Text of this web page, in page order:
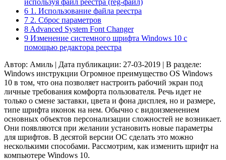
6 1. Использование файла реестра
7 2. Сброс параметров
8 Advanced System Font Changer
9 Изменение системного шрифта Windows 10 с
помощью редактора реестра
Автор: Амиль | Дата публикации: 27-03-2019 | В разделе:
Windows инструкции Огромное преимущество OS Windows
10 в том, что она позволяет настроить рабочий экран под
личные требования комфорта пользователя. Речь идет не
только о смене заставки, цвета и фона дисплея, но и размере,
типе шрифта иконок на нем. Обычно с видоизменением
основных объектов персонализации сложностей не возникает.
Они появляются при желании установить новые параметры
для шрифтов. В десятой версии ОС сделать это можно
несколькими способами. Рассмотрим, как изменить шрифт на
компьютере Windows 10.